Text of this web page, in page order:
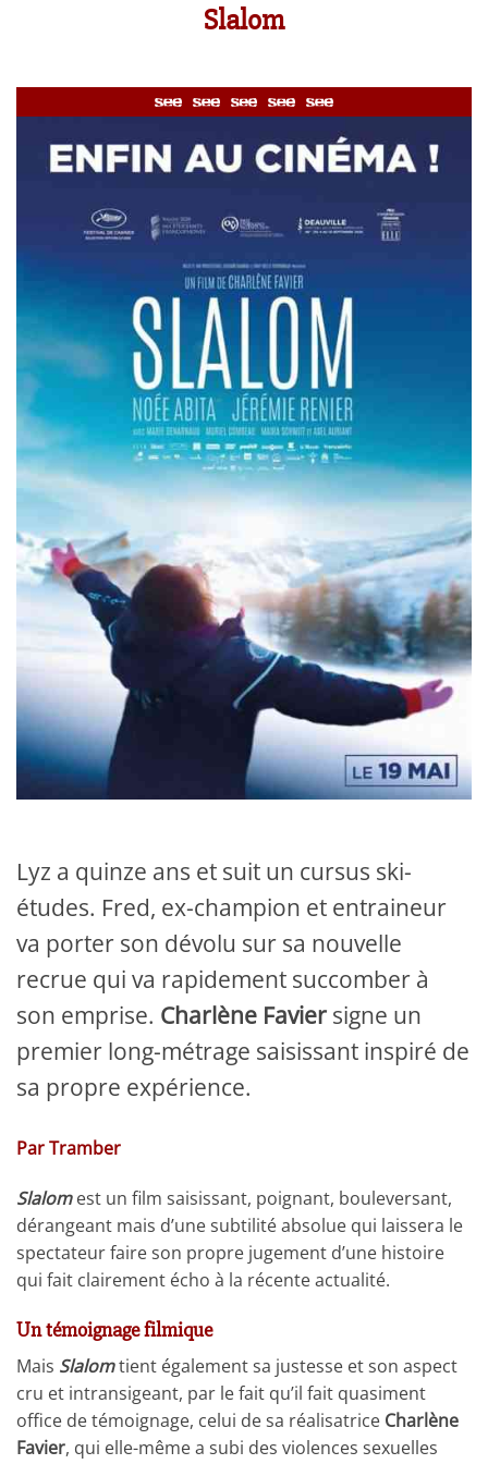
Slalom
Lyz a quinze ans et suit un cursus ski-
études. Fred, ex-champion et entraineur
va porter son dévolu sur sa nouvelle
recrue qui va rapidement succomber à
son emprise. Charlène Favier signe un
premier long-métrage saisissant inspiré de
sa propre expérience.
Par Tramber
Slalomest un film saisissant, poignant, bouleversant,
dérangeant mais d’une subtilité absolue qui laissera le
spectateur faire son propre jugement d’une histoire
qui fait clairement écho à la récente actualité.
Un témoignage filmique
Mais Slalomtient également sa justesse et son aspect
cru et intransigeant, par le fait qu’il fait quasiment
office de témoignage, celui de sa réalisatrice Charlène
Favier, qui elle-même a subi des violences sexuelles